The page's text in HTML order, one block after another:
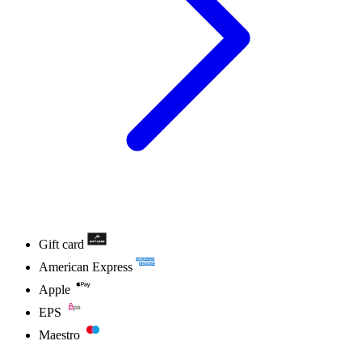
Gift card
American Express
Apple
EPS
Maestro